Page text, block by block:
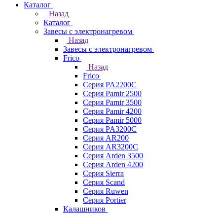
Каталог
Назад
Каталог
Завесы с электронагревом
Назад
Завесы с электронагревом
Frico
Назад
Frico
Серия PA2200C
Серия Pamir 2500
Серия Pamir 3500
Серия Pamir 4200
Серия Pamir 5000
Серия PA3200C
Серия AR200
Серия AR3200C
Серия Arden 3500
Серия Arden 4200
Серия Sierra
Серия Scand
Серия Ruwen
Серия Portier
Калашников